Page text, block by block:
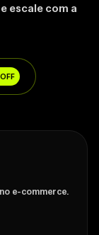
escale com a
e-commerce.